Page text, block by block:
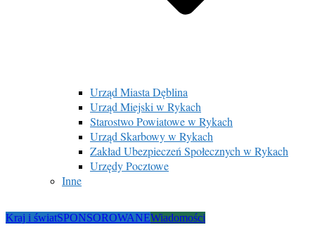
Urząd Miasta Dęblina
Urząd Miejski w Rykach
Starostwo Powiatowe w Rykach
Urząd Skarbowy w Rykach
Zakład Ubezpieczeń Społecznych w Rykach
Urzędy Pocztowe
Inne
Kraj i światSPONSOROWANEWiadomości